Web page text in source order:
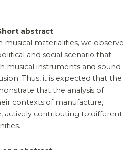
abstract
musical materialities, we observe
and social scenario that
musical instruments and sound
Thus, it is expected that the
that the analysis of
contexts of manufacture,
actively contributing to different